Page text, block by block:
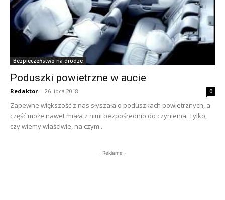
Bezpieczeństwo na drodze
Poduszki powietrzne w aucie
Redaktor - 26 lipca 2018 0
Zapewne większość z nas słyszała o poduszkach powietrznych, a
część może nawet miała z nimi bezpośrednio do czynienia. Tylko,
czy wiemy właściwie, na czym...
- Reklama -